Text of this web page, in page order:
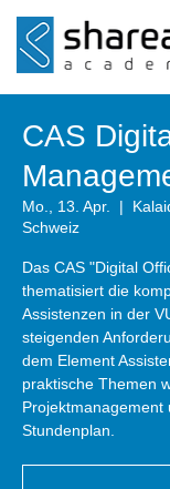
CAS
Mo., 13. Apr.
  |
Schweiz
Das CAS "Digital
thematisiert die
Assistenzen in der
steigenden
dem Element
praktische Themen
Projektmanagement
Stundenplan.